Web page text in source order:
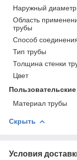
Наружный диаметр
Область
трубы
Способ
Тип трубы
Толщина стенки
Цвет
Материал трубы
Скрыть
Условия